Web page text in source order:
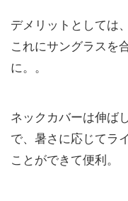
デメリットとしては
これにサングラスを
に。。
ネックカバーは伸ば
で、暑さに応じてラ
ことができて便利。